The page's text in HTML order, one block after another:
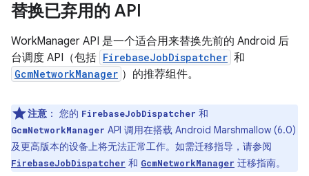
替换已弃用的 API
WorkManager API 是一个适合用来替换先前的 Android 后
台调度 API（包括 FirebaseJobDispatcher 和
GcmNetworkManager ）的推荐组件。
注意 ： 您的 FirebaseJobDispatcher 和
GcmNetworkManager API 调用在搭载 Android Marshmallow (6.0)
及更高版本的设备上将无法正常工作。如需迁移指导，请参阅
FirebaseJobDispatcher 和 GcmNetworkManager 迁移指南。